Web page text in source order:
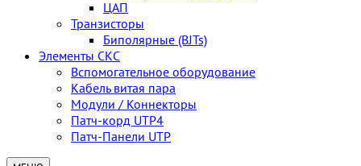
ЦАП
Транзисторы
Биполярные (BJTs)
Элементы СКС
Вспомогательное оборудование
Кабель витая пара
Модули / Коннекторы
Патч-корд UTP4
Патч-Панели UTP